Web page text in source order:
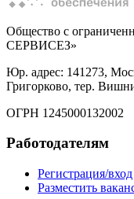
Общество с
СЕРВИСЕЗ»
Юр. адрес: 141273,
Григорково, тер.
ОГРН 1245000132002
Работодателям
Регистрация/вход
Разместить